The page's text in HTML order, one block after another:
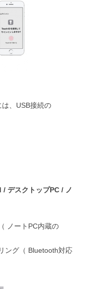
、USB接続の
デスクトップPC / ノ
ノートPC内蔵の
ング（ Bluetooth対応